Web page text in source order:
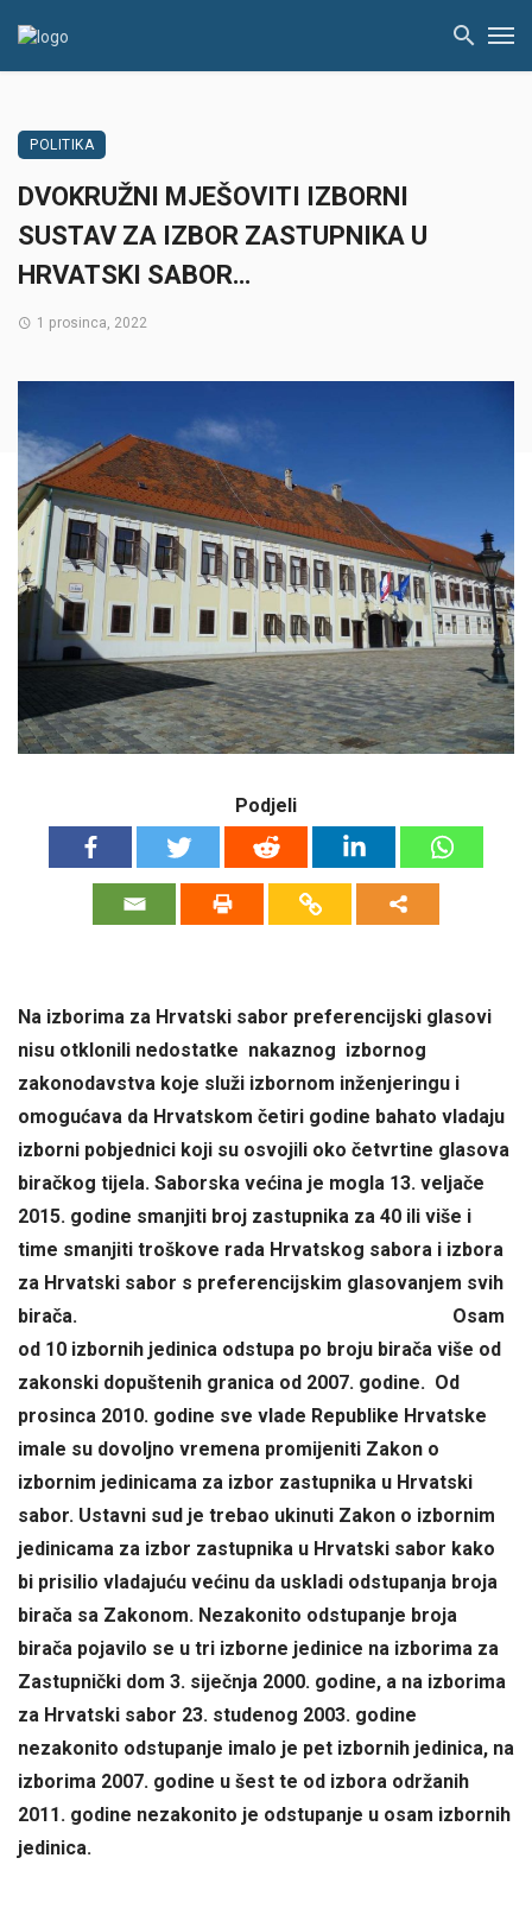
POLITIKA
DVOKRUŽNI MJEŠOVITI IZBORNI
SUSTAV ZA IZBOR ZASTUPNIKA U
HRVATSKI SABOR…
1 prosinca, 2022
Podjeli
Na izborima za Hrvatski sabor preferencijski glasovi
nisu otklonili nedostatke nakaznog izbornog
zakonodavstva koje služi izbornom inženjeringu i
omogućava da Hrvatskom četiri godine bahato vladaju
izborni pobjednici koji su osvojili oko četvrtine glasova
biračkog tijela. Saborska većina je mogla 13. veljače
2015. godine smanjiti broj zastupnika za 40 ili više i
time smanjiti troškove rada Hrvatskog sabora i izbora
za Hrvatski sabor s preferencijskim glasovanjem svih
birača.
Osam
od 10 izbornih jedinica odstupa po broju birača više od
zakonski dopuštenih granica od 2007. godine. Od
prosinca 2010. godine sve vlade Republike Hrvatske
imale su dovoljno vremena promijeniti Zakon o
izbornim jedinicama za izbor zastupnika u Hrvatski
sabor. Ustavni sud je trebao ukinuti Zakon o izbornim
jedinicama za izbor zastupnika u Hrvatski sabor kako
bi prisilio vladajuću većinu da uskladi odstupanja broja
birača sa Zakonom. Nezakonito odstupanje broja
birača pojavilo se u tri izborne jedinice na izborima za
Zastupnički dom 3. siječnja 2000. godine, a na izborima
za Hrvatski sabor 23. studenog 2003. godine
nezakonito odstupanje imalo je pet izbornih jedinica, na
izborima 2007. godine u šest te od izbora održanih
2011. godine nezakonito je odstupanje u osam izbornih
jedinica.